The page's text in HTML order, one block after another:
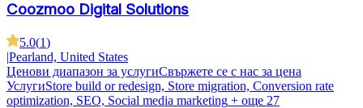
Coozmoo Digital Solutions
5.0(1)
|Pearland, United States
Ценови диапазон за услугиСвържете се с нас за цена
УслугиStore build or redesign, Store migration, Conversion rate
optimization, SEO, Social media marketing + още 27